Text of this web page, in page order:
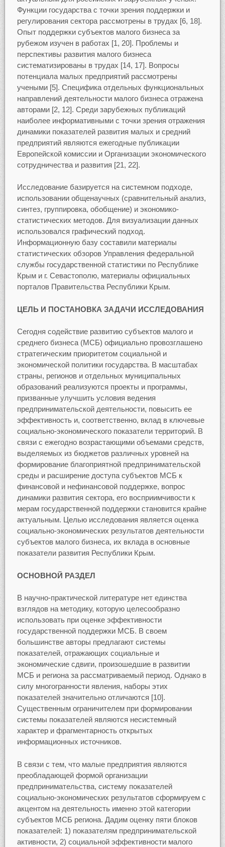
Функции государства с точки зрения поддержки и
регулирования сектора рассмотрены в трудах [6, 18].
Опыт поддержки субъектов малого бизнеса за
рубежом изучен в работах [1, 20]. Проблемы и
перспективы развития малого бизнеса
систематизированы в трудах [14, 17]. Вопросы
потенциала малых предприятий рассмотрены
учеными [5]. Специфика отдельных функциональных
направлений деятельности малого бизнеса отражена
авторами [2, 12]. Среди зарубежных публикаций
наиболее информативными с точки зрения отражения
динамики показателей развития малых и средний
предприятий являются ежегодные публикации
Европейской комиссии и Организации экономического
сотрудничества и развития [21, 22].
Исследование базируется на системном подходе,
использовании общенаучных (сравнительный анализ,
синтез, группировка, обобщение) и экономико-
статистических методов. Для визуализации данных
использовался графический подход.
Информационную базу составили материалы
статистических обзоров Управления федеральной
службы государственной статистики по Республике
Крым и г. Севастополю, материалы официальных
порталов Правительства Республики Крым.
ЦЕЛЬ И ПОСТАНОВКА ЗАДАЧИ ИССЛЕДОВАНИЯ
Сегодня содействие развитию субъектов малого и
среднего бизнеса (МСБ) официально провозглашено
стратегическим приоритетом социальной и
экономической политики государства. В масштабах
страны, регионов и отдельных муниципальных
образований реализуются проекты и программы,
призванные улучшить условия ведения
предпринимательской деятельности, повысить ее
эффективность и, соответственно, вклад в ключевые
социально-экономического показатели территорий. В
связи с ежегодно возрастающими объемами средств,
выделяемых из бюджетов различных уровней на
формирование благоприятной предпринимательской
среды и расширение доступа субъектов МСБ к
финансовой и нефинансовой поддержке, вопрос
динамики развития сектора, его восприимчивости к
мерам государственной поддержки становится крайне
актуальным. Целью исследования является оценка
социально-экономических результатов деятельности
субъектов малого бизнеса, их вклада в основные
показатели развития Республики Крым.
ОСНОВНОЙ РАЗДЕЛ
В научно-практической литературе нет единства
взглядов на методику, которую целесообразно
использовать при оценке эффективности
государственной поддержки МСБ. В своем
большинстве авторы предлагают системы
показателей, отражающих социальные и
экономические сдвиги, произошедшие в развитии
МСБ и региона за рассматриваемый период. Однако в
силу многогранности явления, наборы этих
показателей значительно отличаются [10].
Существенным ограничителем при формировании
системы показателей являются несистемный
характер и фрагментарность открытых
информационных источников.
В связи с тем, что малые предприятия являются
преобладающей формой организации
предпринимательства, систему показателей
социально-экономических результатов сформируем с
акцентом на деятельность именно этой категории
субъектов МСБ региона. Дадим оценку пяти блоков
показателей: 1) показателям предпринимательской
активности, 2) социальной эффективности малого